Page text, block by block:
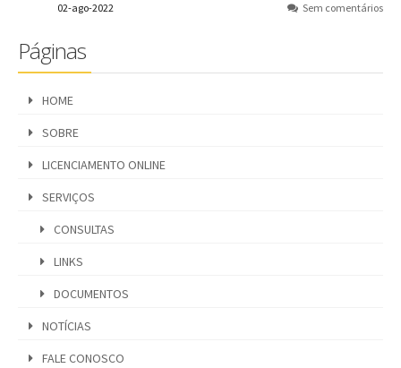
02-ago-2022 Sem comentários
Páginas
HOME
SOBRE
LICENCIAMENTO ONLINE
SERVIÇOS
CONSULTAS
LINKS
DOCUMENTOS
NOTÍCIAS
FALE CONOSCO